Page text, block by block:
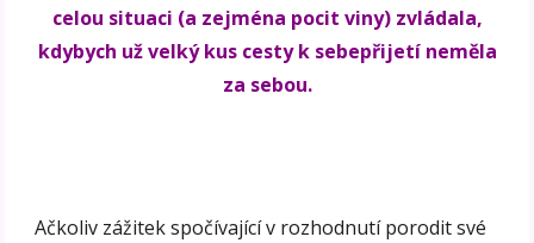
celou situaci (a zejména pocit viny) zvládala,
kdybych už velký kus cesty k sebepřijetí neměla
za sebou.
Ačkoliv zážitek spočívající v rozhodnutí porodit své